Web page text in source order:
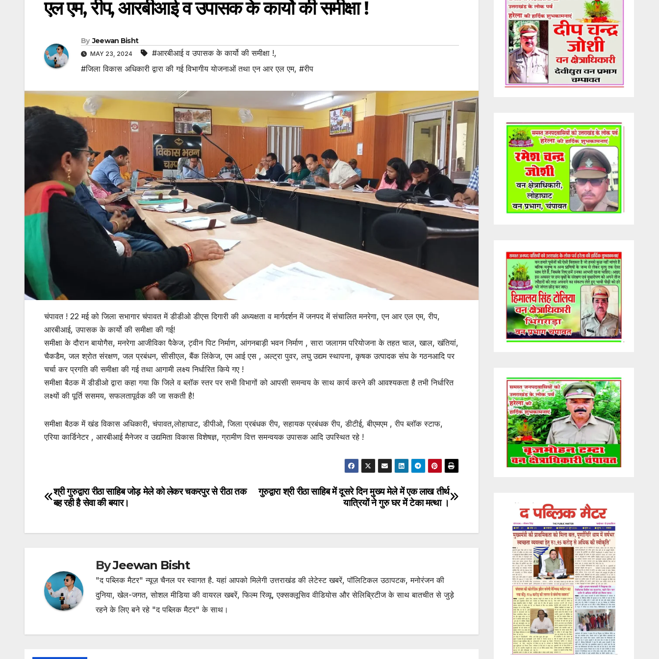
एल एम, रीप, आरबीआई व उपासक के कार्यो की समीक्षा !
By Jeewan Bisht
MAY 23, 2024 #आरबीआई व उपासक के कार्यो की समीक्षा !,
#जिला विकास अधिकारी द्वारा की गई विभागीय योजनाओं तथा एन आर एल एम, #रीप
चंपावत ! 22 मई को जिला सभागार चंपावत में डीडीओ डीएस दिगारी की अध्यक्षता व मार्गदर्शन में जनपद में संचालित मनरेगा, एन आर एल एम, रीप,
आरबीआई, उपासक के कार्यो की समीक्षा की गई!
समीक्षा के दौरान बायोगैस, मनरेगा आजीविका पैकेज, ट्वीन पिट निर्माण, आंगनबाड़ी भवन निर्माण , सारा जलागम परियोजना के तहत चाल, खाल, खंतियां,
चैकडैम, जल श्रोत संरक्षण, जल प्रबंधन, सीसीएल, बैंक लिंकेज, एम आई एस , अल्ट्रा पुवर, लघु उद्यम स्थापना, कृषक उत्पादक संघ के गठनआदि पर
चर्चा कर प्रगति की समीक्षा की गई तथा आगामी लक्ष्य निर्धारित किये गए !
समीक्षा बैठक में डीडीओ द्वारा कहा गया कि जिले व ब्लॉक स्तर पर सभी विभागों को आपसी समन्वय के साथ कार्य करने की आवश्यकता है तभी निर्धारित
लक्ष्यों की पूर्ति ससमय, सफलतापूर्वक की जा सकती है!
समीक्षा बैठक में खंड विकास अधिकारी, चंपावत,लोहाघाट, डीपीओ, जिला प्रबंधक रीप, सहायक प्रबंधक रीप, डीटीई, बीएमएम , रीप ब्लॉक स्टाफ,
एरिया कार्डिनेटर , आरबीआई मैनेजर व उद्यमिता विकास विशेषज्ञ, ग्रामीण वित्त समन्वयक उपासक आदि उपस्थित रहे !
Post
गुरुद्वारा श्री रीठा साहिब में दूसरे दिन मुख्य मेले में एक लाख तीर्थ
यात्रियों ने गुरु घर में टेका मत्था ।
श्री गुरुद्वारा रीठा साहिब जोड़ मेले को लेकर चकरपुर से रीठा तक
बह रही है सेवा की बयार।
ByJeewan Bisht
"द पब्लिक मैटर" न्यूज़ चैनल पर स्वागत है. यहां आपको मिलेगी उत्तराखंड की लेटेस्ट खबरें, पॉलिटिकल उठापटक, मनोरंजन की
दुनिया, खेल-जगत, सोशल मीडिया की वायरल खबरें, फिल्म रिव्यू, एक्सक्लूसिव वीडियोस और सेलिब्रिटीज के साथ बातचीत से जुड़े
रहने के लिए बने रहे "द पब्लिक मैटर" के साथ।